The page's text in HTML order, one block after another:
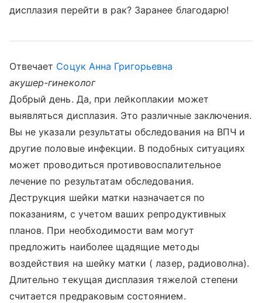
дисплазия перейти в рак? Заранее благодарю!
Отвечает Соцук Анна Григорьевна
акушер-гинеколог
Добрый день. Да, при лейкоплакии может
выявляться дисплазия. Это различные заключения.
Вы не указали результаты обследования на ВПЧ и
другие половые инфекции. В подобных ситуациях
может проводиться противовоспалительное
лечение по результатам обследования.
Деструкция шейки матки назначается по
показаниям, с учетом ваших репродуктивных
планов. При необходимости вам могут
предложить наиболее щадящие методы
воздействия на шейку матки ( лазер, радиоволна).
Длительно текущая дисплазия тяжелой степени
считается предраковым состоянием.